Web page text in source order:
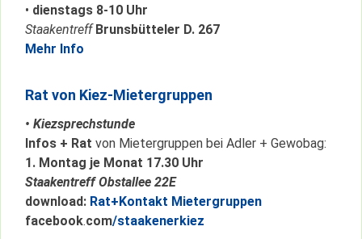
• dienstags 8-10 Uhr
Staakentreff Brunsbütteler D. 267
Mehr Info
Rat von Kiez-Mietergruppen
• Kiezsprechstunde
Infos + Rat von Mietergruppen bei Adler + Gewobag:
1. Montag je Monat 17.30 Uhr
Staakentreff Obstallee 22E
download: Rat+Kontakt Mietergruppen
facebook.com/staakenerkiez